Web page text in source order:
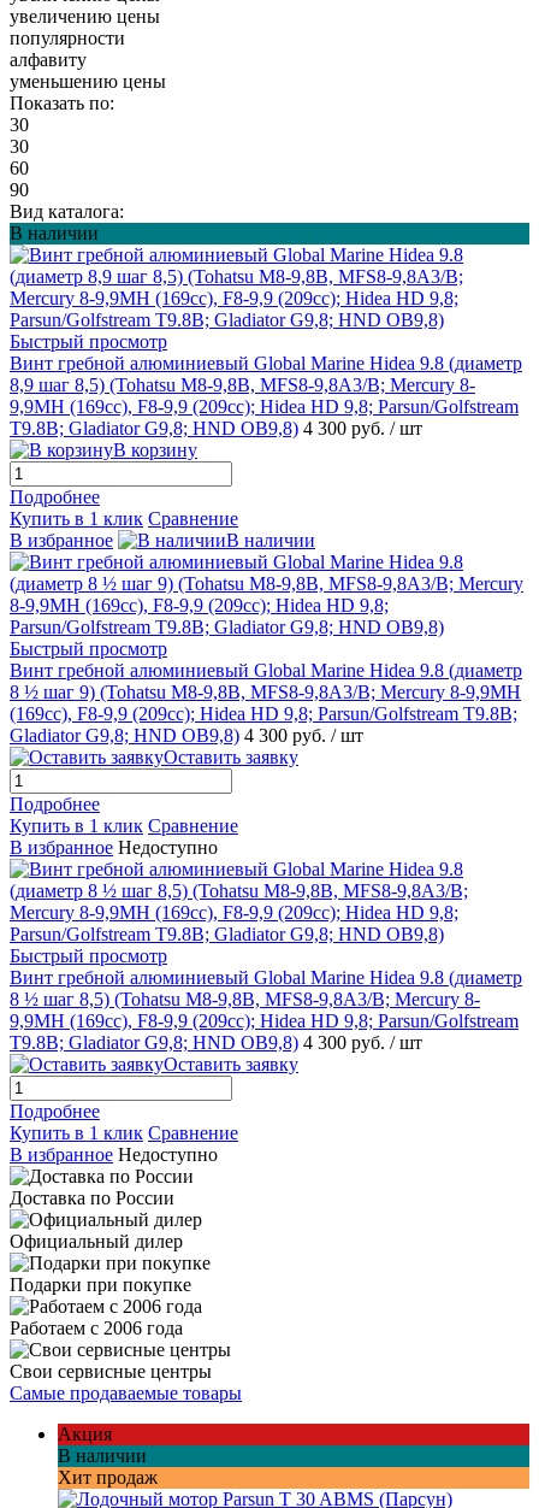
увеличению цены
популярности
алфавиту
уменьшению цены
Показать по:
30
30
60
90
Вид каталога:
В наличии
Быстрый просмотр
Винт гребной алюминиевый Global Marine Hidea 9.8 (диаметр
8,9 шаг 8,5) (Tohatsu M8-9,8B, MFS8-9,8A3/B; Mercury 8-
9,9MH (169cc), F8-9,9 (209cc); Hidea HD 9,8; Parsun/Golfstream
T9.8B; Gladiator G9,8; HND OB9,8) 4 300 руб. / шт
В корзину
Подробнее
Купить в 1 клик Сравнение
В избранное
В наличии
Быстрый просмотр
Винт гребной алюминиевый Global Marine Hidea 9.8 (диаметр
8 ½ шаг 9) (Tohatsu M8-9,8B, MFS8-9,8A3/B; Mercury 8-9,9MH
(169cc), F8-9,9 (209cc); Hidea HD 9,8; Parsun/Golfstream T9.8B;
Gladiator G9,8; HND OB9,8) 4 300 руб. / шт
Оставить заявку
Подробнее
Купить в 1 клик Сравнение
В избранное Недоступно
Быстрый просмотр
Винт гребной алюминиевый Global Marine Hidea 9.8 (диаметр
8 ½ шаг 8,5) (Tohatsu M8-9,8B, MFS8-9,8A3/B; Mercury 8-
9,9MH (169cc), F8-9,9 (209cc); Hidea HD 9,8; Parsun/Golfstream
T9.8B; Gladiator G9,8; HND OB9,8) 4 300 руб. / шт
Оставить заявку
Подробнее
Купить в 1 клик Сравнение
В избранное Недоступно
Доставка по России
Официальный дилер
Подарки при покупке
Работаем с 2006 года
Свои сервисные центры
Самые продаваемые товары
Акция
В наличии
Хит продаж